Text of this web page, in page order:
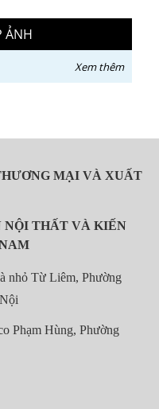
ẢNH
Xem thêm
MẠI VÀ XUẤT
NỘI THẤT VÀ KIẾN
nhỏ Từ Liêm, Phường
Phạm Hùng, Phường